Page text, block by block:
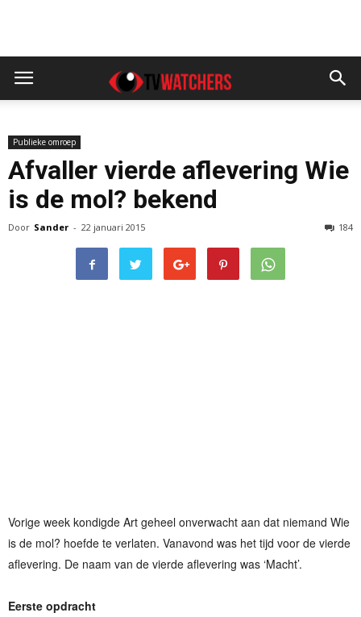
Publieke omroep
Afvaller vierde aflevering Wie
is de mol? bekend
Door Sander - 22 januari 2015 184
Vorige week kondigde Art geheel onverwacht aan dat niemand Wie
is de mol? hoefde te verlaten. Vanavond was het tijd voor de vierde
aflevering. De naam van de vierde aflevering was ‘Macht’.
Eerste opdracht